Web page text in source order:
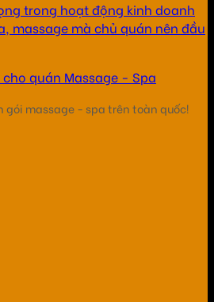
quán Massage - Spa
gói massage - spa trên toàn quốc!